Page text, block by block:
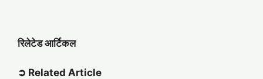
रिलेटेड आर्टिकल
➲ Related Article